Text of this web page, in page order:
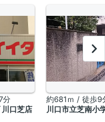
分
川口芝店
約681ｍ / 徒歩9
川口市立芝南小